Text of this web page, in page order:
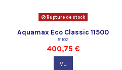
Rupture de stock
Aquamax Eco Classic 11500
51102
400,75 €
Vu